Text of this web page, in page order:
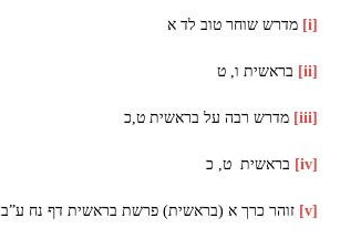
[i] מדרש שוחר טוב לד א
[ii] בראשית ו, ט
[iii] מדרש רבה על בראשית ט,כ
[iv] בראשית ט, כ
[v] זוהר כרך א (בראשית) פרשת בראשית דף נח ע”ב